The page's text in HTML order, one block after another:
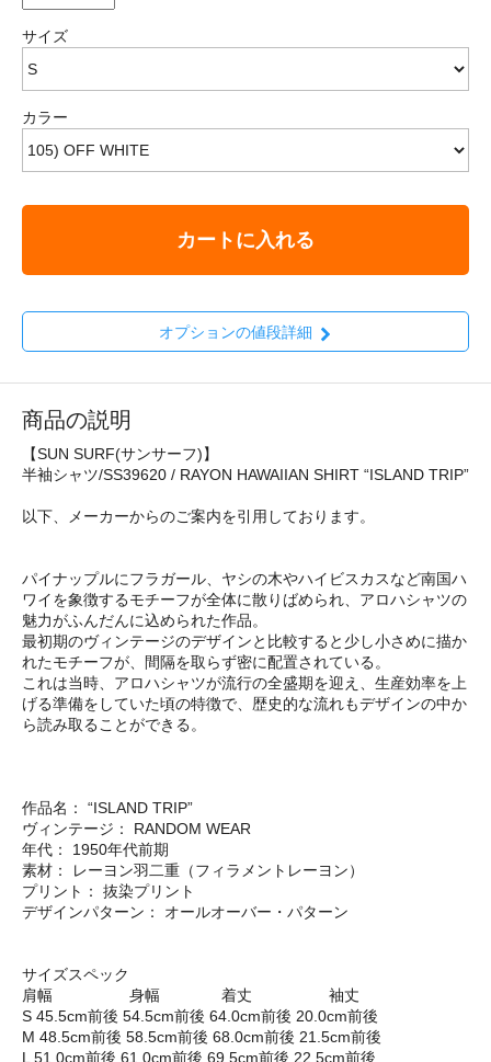
サイズ
カラー
カートに入れる
オプションの値段詳細
商品の説明
【SUN SURF(サンサーフ)】
半袖シャツ/SS39620 / RAYON HAWAIIAN SHIRT “ISLAND TRIP”
以下、メーカーからのご案内を引用しております。
パイナップルにフラガール、ヤシの木やハイビスカスなど南国ハ
ワイを象徴するモチーフが全体に散りばめられ、アロハシャツの
魅力がふんだんに込められた作品。
最初期のヴィンテージのデザインと比較すると少し小さめに描か
れたモチーフが、間隔を取らず密に配置されている。
これは当時、アロハシャツが流行の全盛期を迎え、生産効率を上
げる準備をしていた頃の特徴で、歴史的な流れもデザインの中か
ら読み取ることができる。
作品名： “ISLAND TRIP”
ヴィンテージ： RANDOM WEAR
年代： 1950年代前期
素材： レーヨン羽二重（フィラメントレーヨン）
プリント： 抜染プリント
デザインパターン： オールオーバー・パターン
サイズスペック
肩幅 身幅 着丈 袖丈
S 45.5cm前後 54.5cm前後 64.0cm前後 20.0cm前後
M 48.5cm前後 58.5cm前後 68.0cm前後 21.5cm前後
L 51.0cm前後 61.0cm前後 69.5cm前後 22.5cm前後